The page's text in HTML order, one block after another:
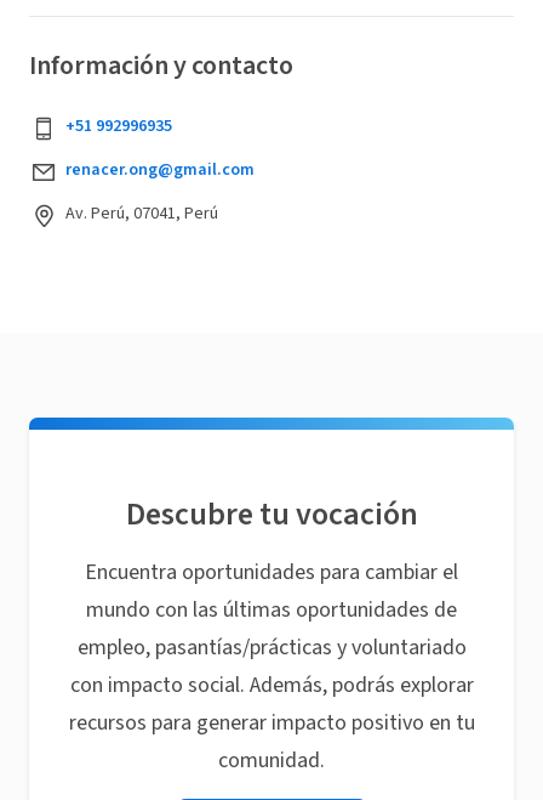
Información y contacto
+51 992996935
renacer.ong@gmail.com
Av. Perú, 07041, Perú
Descubre tu vocación
Encuentra oportunidades para cambiar el
mundo con las últimas oportunidades de
empleo, pasantías/prácticas y voluntariado
con impacto social. Además, podrás explorar
recursos para generar impacto positivo en tu
comunidad.